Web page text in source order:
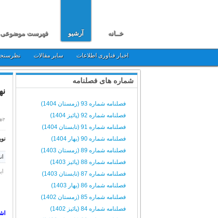
خــانه آرشیو فهرست موضوعی
اخبار فناوری اطلاعات سایر مقالات
شماره های فصلنامه
فصلنامه شماره 93 (زمستان 1404)
فصلنامه شماره 92 (پائیز 1404)
فصلنامه شماره 91 (تابستان 1404)
فصلنامه شماره 90 (بهار 1404)
فصلنامه شماره 89 (زمستان 1403)
فصلنامه شماره 88 (پائیز 1403)
فصلنامه شماره 87 (تابستان 1403)
فصلنامه شماره 86 (بهار 1403)
فصلنامه شماره 85 (زمستان 1402)
فصلنامه شماره 84 (پائیز 1402)